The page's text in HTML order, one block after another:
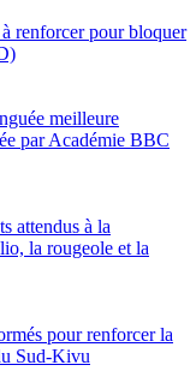
renforcer pour bloquer
meilleure
par Académie BBC
attendus à la
la rougeole et la
pour renforcer la
Sud-Kivu